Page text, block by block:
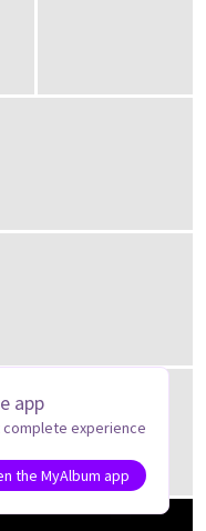
app
complete experience
the MyAlbum app